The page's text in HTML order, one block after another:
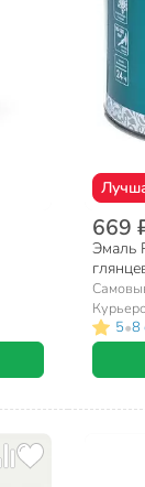
669
Эмаль
5•8